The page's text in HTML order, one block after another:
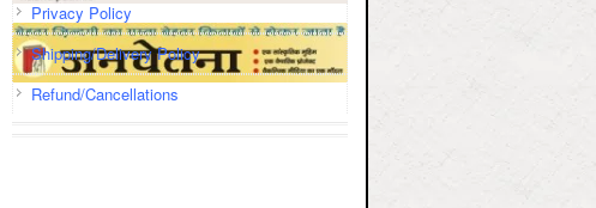
Privacy Policy
Shipping/Delivery Policy
Refund/Cancellations